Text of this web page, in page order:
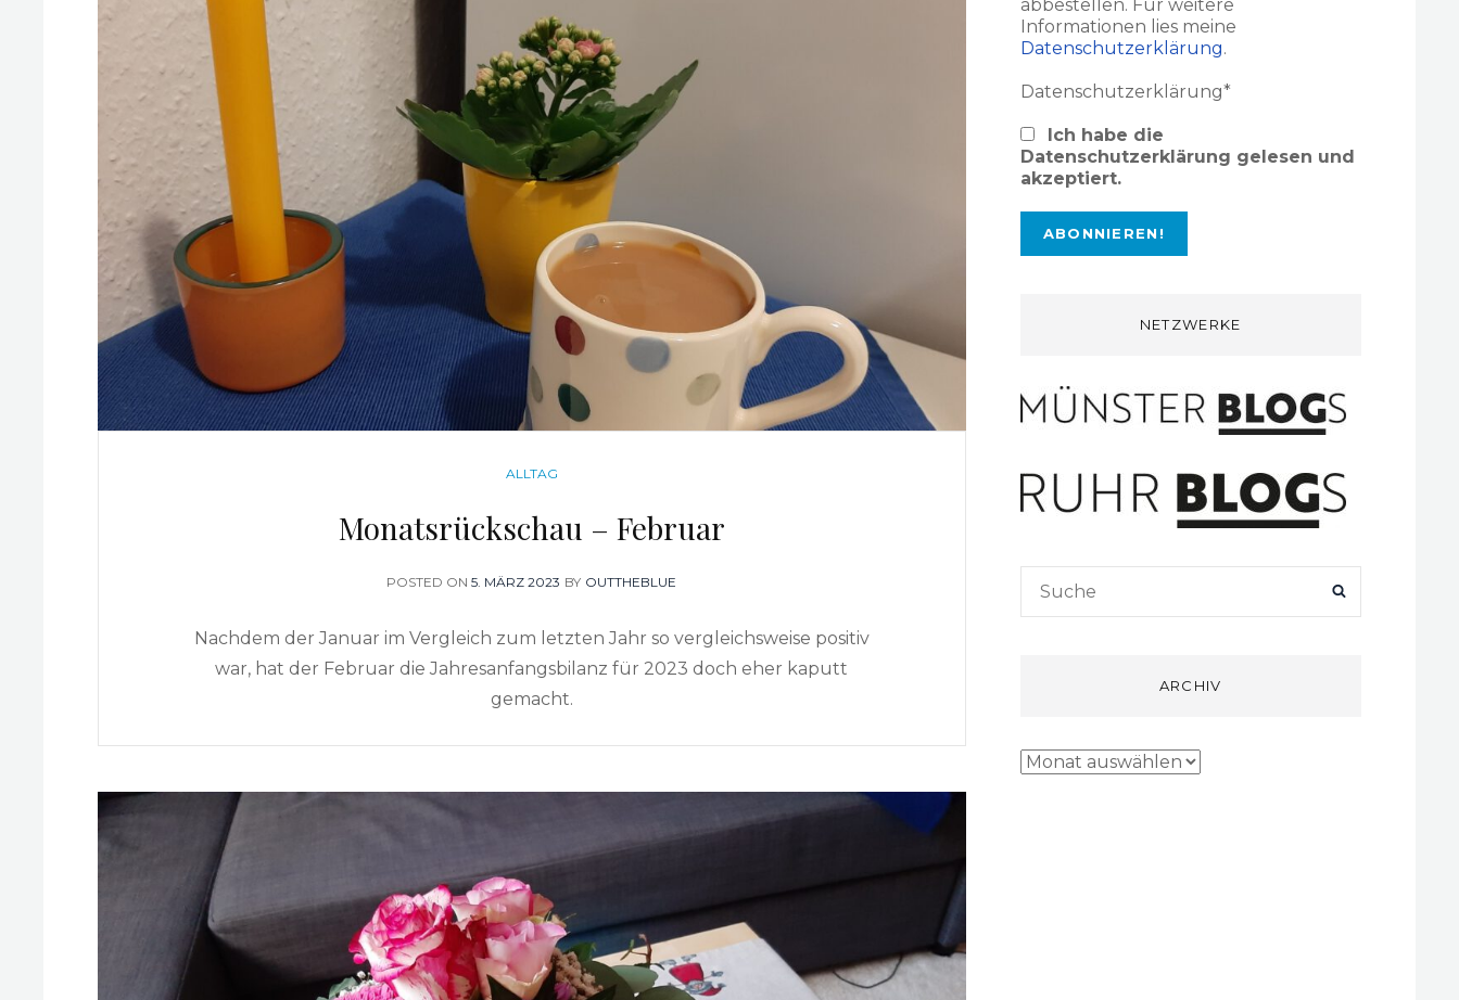
CATEGORIES
ALLTAG
Monatsrückschau – Februar
POSTED ONPOSTED
5. MÄRZ 2023 BY OUTTHEBLUE
Nachdem der Januar im Vergleich zum letzten Jahr so vergleichsweise positiv
war, hat der Februar die Jahresanfangsbilanz für 2023 doch eher kaputt
gemacht.
abbestellen. Für weitere
Informationen lies meine
Datenschutzerklärung.
Datenschutzerklärung*
Ich habe die
Datenschutzerklärung gelesen und
akzeptiert.
NETZWERKE
Search
ARCHIV
Archiv